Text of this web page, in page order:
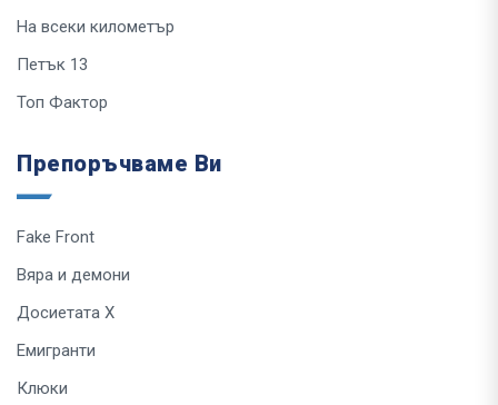
На всеки километър
Петък 13
Топ Фактор
Препоръчваме Ви
Fake Front
Вяра и демони
Досиетата Х
Емигранти
Клюки